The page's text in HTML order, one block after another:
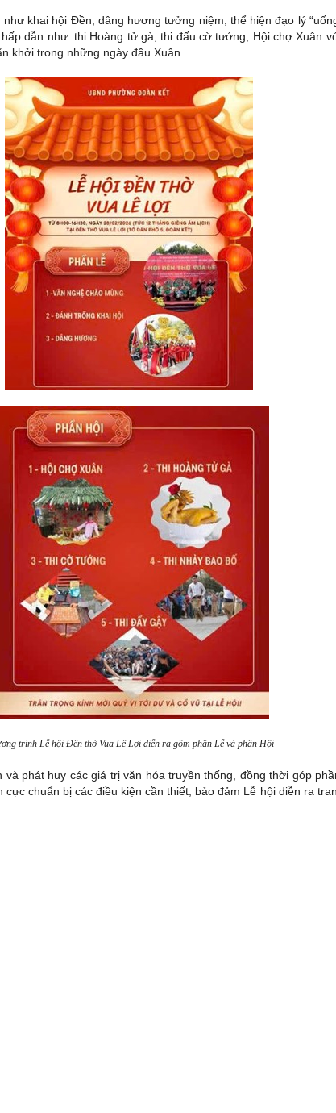
khai hội Đền, dâng hương tưởng niệm, thể hiện đạo lý
dẫn như: thi Hoàng tử gà, thi đấu cờ tướng, Hội chợ Xuân
khởi trong những ngày đầu Xuân.
trình Lễ hội Đền thờ Vua Lê Lợi diễn ra gồm phần Lễ và phần Hội
phát huy các giá trị văn hóa truyền thống, đồng thời góp
chuẩn bị các điều kiện cần thiết, bảo đảm Lễ hội diễn ra